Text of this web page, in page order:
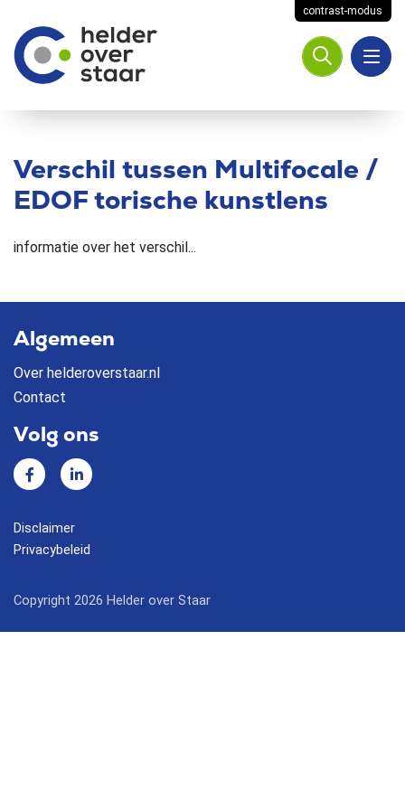
contrast-modus
Verschil tussen Multifocale /
EDOF torische kunstlens
informatie over het verschil...
Algemeen
Over helderoverstaar.nl
Contact
Volg ons
Facebook
Disclaimer
Privacybeleid
Copyright 2026 Helder over Staar